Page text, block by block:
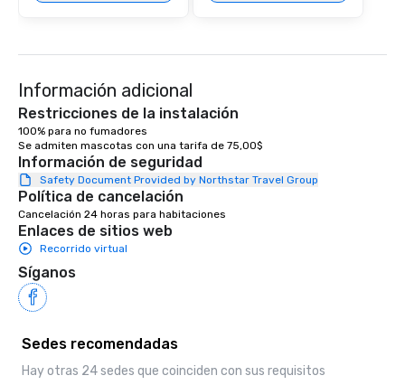
Información adicional
Restricciones de la instalación
100% para no fumadores
Se admiten mascotas con una tarifa de 75,00$
Información de seguridad
Safety Document Provided by Northstar Travel Group
Política de cancelación
Cancelación 24 horas para habitaciones
Enlaces de sitios web
Recorrido virtual
Síganos
Sedes recomendadas
Hay otras 24 sedes que coinciden con sus requisitos